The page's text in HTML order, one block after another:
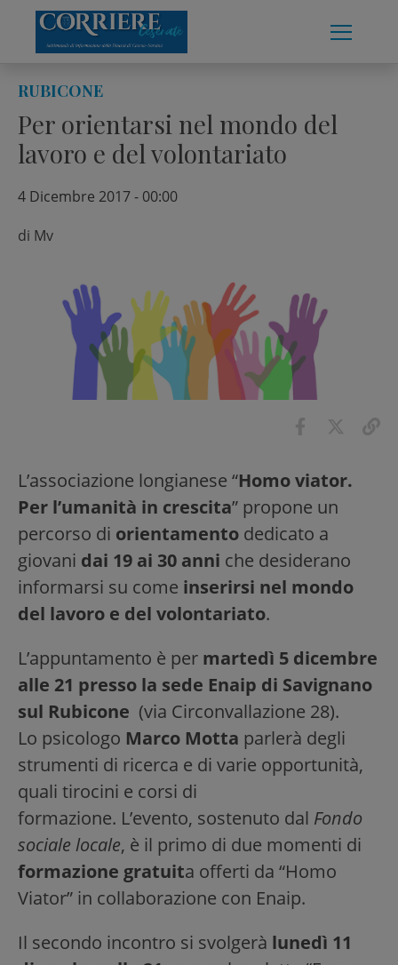
content
RUBICONE
Per orientarsi nel mondo del
lavoro e del volontariato
4 Dicembre 2017 - 00:00
di Mv
L’associazione longianese “Homo viator.
Per l’umanità in crescita” propone un
percorso di orientamento dedicato a
giovani dai 19 ai 30 anni che desiderano
informarsi su come inserirsi nel mondo
del lavoro e del volontariato.
L’appuntamento è per martedì 5 dicembre
alle 21 presso la sede Enaip di Savignano
sul Rubicone (via Circonvallazione 28).
Lo psicologo Marco Motta parlerà degli
strumenti di ricerca e di varie opportunità,
quali tirocini e corsi di
formazione. L’evento, sostenuto dal Fondo
sociale locale, è il primo di due momenti di
formazione gratuita offerti da “Homo
Viator” in collaborazione con Enaip.
Il secondo incontro si svolgerà lunedì 11